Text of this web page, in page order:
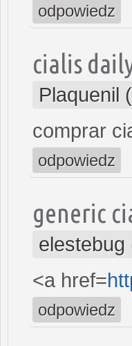
odpowiedz
cialis
Plaquenil
comprar
odpowiedz
generic
elestebug
<a href=
odpowiedz